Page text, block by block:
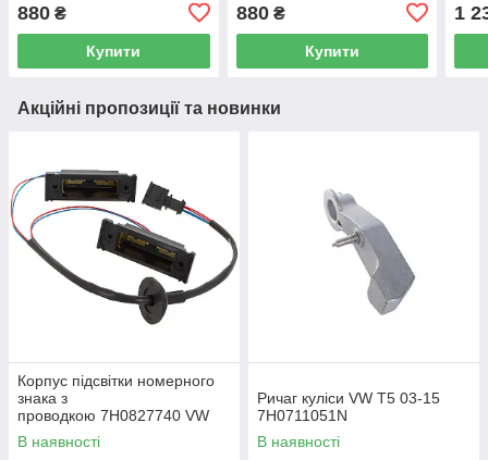
880 ₴
Купити
880₴
Купити
1
Акційні пропозиції та новинки
Корпус підсвітки номерного
знака з
проводкою 7H0827740 VW
Caddy III (2K) 2004-2015
/ Caddy IV (SA) 2016-
В наявності
Ричаг куліси VW T5 03-15
7H0711051N
В наявності